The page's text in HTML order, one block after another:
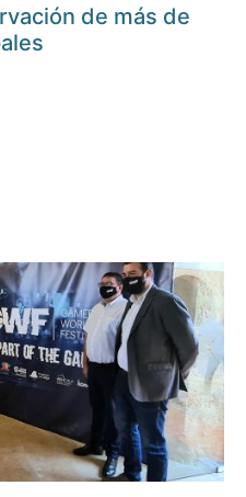
de más de